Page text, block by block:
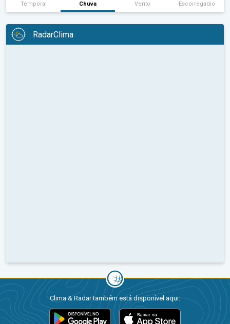
Temporal Chuva Vento Escorregadio
RadarClima
Clima & Radar também está disponível aqui: